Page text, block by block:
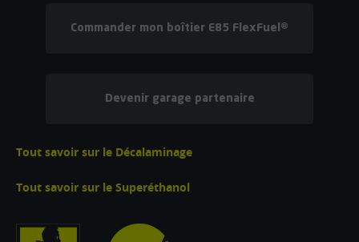
Commander mon boîtier E85 FlexFuel®
Devenir garage partenaire
Tout savoir sur le Décalaminage
Tout savoir sur le Superéthanol